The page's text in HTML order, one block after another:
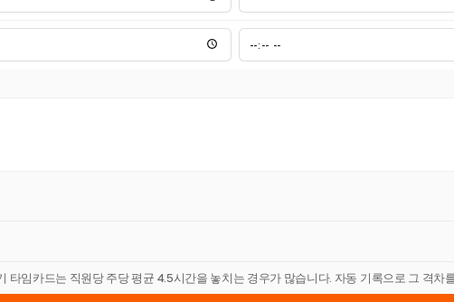
타임카드는 직원당 주당 평균 4.5시간을 놓치는 경우가 많습니다. 자동 기록으로 그 격차